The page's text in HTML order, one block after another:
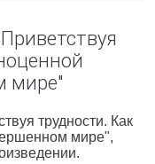
мире"
трудности. Как
мире",